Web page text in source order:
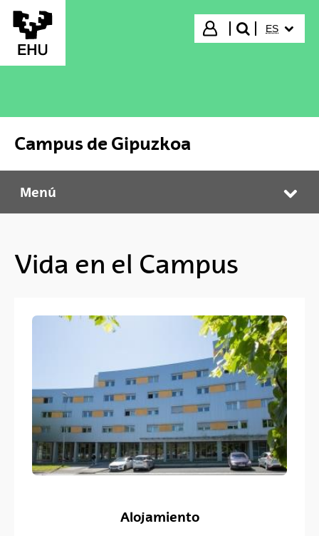
Saltar al contenido principal
Iniciar sesión
buscar"
ES
Campus de Gipuzkoa
Campus de Gipuzkoa
Menú
Vida en el Campus
Alojamiento